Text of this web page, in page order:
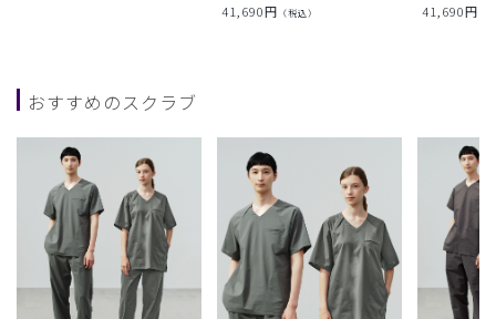
41,690円 （税込） 41,690円
おすすめのスクラブ